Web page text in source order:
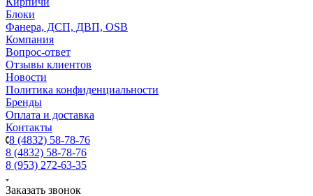
Блоки
Фанера, ДСП, ДВП, OSB
Компания
Вопрос-ответ
Отзывы клиентов
Новости
Политика конфиденциальности
Бренды
Оплата и доставка
Контакты
8 (4832) 58-78-76
8 (4832) 58-78-76
8 (953) 272-63-35
Заказать звонок